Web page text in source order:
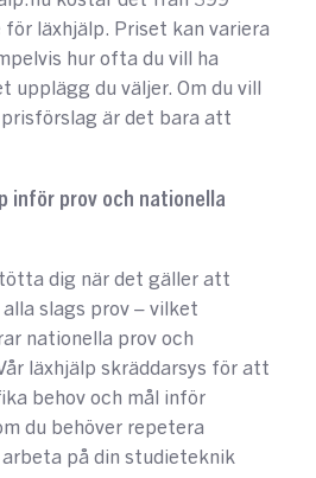
för läxhjälp. Priset kan variera
hur ofta du vill ha
upplägg du väljer. Om du vill
är det bara att
inför prov och nationella
dig när det gäller att
slags prov – vilket
nationella prov och
läxhjälp skräddarsys för att
behov och mål inför
du behöver repetera
på din studieteknik